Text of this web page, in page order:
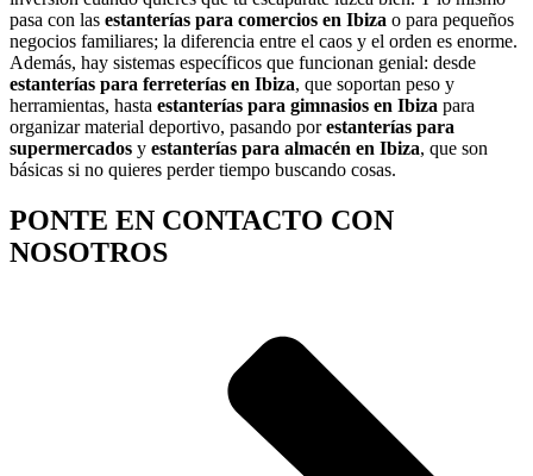
pasa con las estanterías para comercios en Ibiza o para pequeños
negocios familiares; la diferencia entre el caos y el orden es enorme.
Además, hay sistemas específicos que funcionan genial: desde
estanterías para ferreterías en Ibiza, que soportan peso y
herramientas, hasta estanterías para gimnasios en Ibiza para
organizar material deportivo, pasando porestanterías para
supermercados y estanterías para almacén en Ibiza, que son
básicas si no quieres perder tiempo buscando cosas.
PONTE EN CONTACTO CON
NOSOTROS